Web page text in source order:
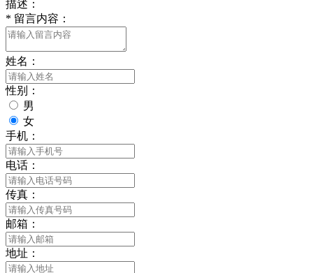
描述：
* 留言内容：
姓名：
性别：
男
女
手机：
电话：
传真：
邮箱：
地址：